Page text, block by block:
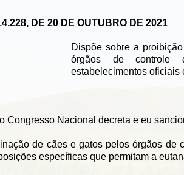
DE 20 DE OUTUBRO DE 2021
Dispõe sobre a
órgãos de controle
estabelecimentos oficiais
Nacional decreta e eu
de cães e gatos pelos órgãos de
específicas que permitam a